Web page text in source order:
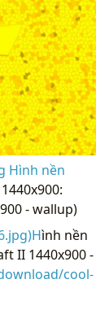
Hình nền
- wallup)
ình nền
II 1440x900 -
cool-